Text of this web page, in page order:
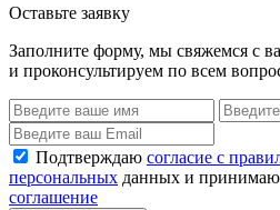
Оставьте заявку
Заполните форму, мы свяжемся с
и проконсультируем по всем
Подтверждаю согласие с
персональных данных и принимаю
соглашение